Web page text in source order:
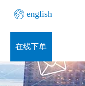
english
在线下单